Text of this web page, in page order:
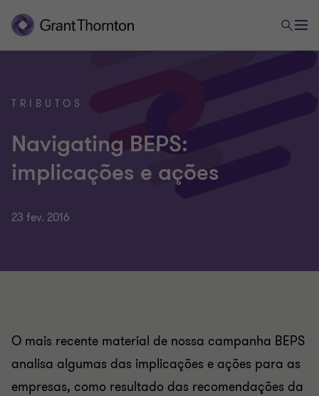
TRIBUTOS
Navigating BEPS:
implicações e ações
23 fev. 2016
O mais recente material de nossa campanha BEPS
analisa algumas das implicações e ações para as
empresas, como resultado das recomendações da